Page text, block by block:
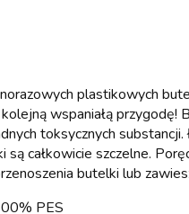
plastikowych
wspaniałą
toksycznych
całkowicie szczelne.
butelki lub
PES